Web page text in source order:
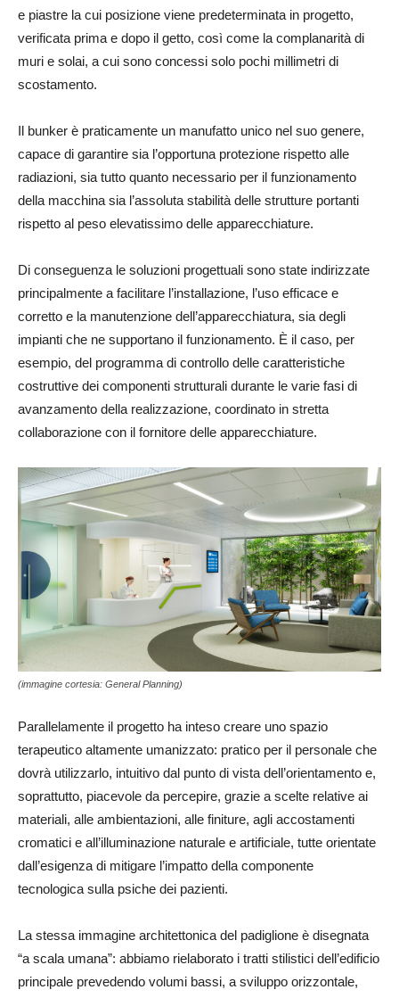
e piastre la cui posizione viene predeterminata in progetto,
verificata prima e dopo il getto, così come la complanarità di
muri e solai, a cui sono concessi solo pochi millimetri di
scostamento.
Il bunker è praticamente un manufatto unico nel suo genere,
capace di garantire sia l’opportuna protezione rispetto alle
radiazioni, sia tutto quanto necessario per il funzionamento
della macchina sia l’assoluta stabilità delle strutture portanti
rispetto al peso elevatissimo delle apparecchiature.
Di conseguenza le soluzioni progettuali sono state indirizzate
principalmente a facilitare l’installazione, l’uso efficace e
corretto e la manutenzione dell’apparecchiatura, sia degli
impianti che ne supportano il funzionamento. È il caso, per
esempio, del programma di controllo delle caratteristiche
costruttive dei componenti strutturali durante le varie fasi di
avanzamento della realizzazione, coordinato in stretta
collaborazione con il fornitore delle apparecchiature.
(immagine cortesia: General Planning)
Parallelamente il progetto ha inteso creare uno spazio
terapeutico altamente umanizzato: pratico per il personale che
dovrà utilizzarlo, intuitivo dal punto di vista dell’orientamento e,
soprattutto, piacevole da percepire, grazie a scelte relative ai
materiali, alle ambientazioni, alle finiture, agli accostamenti
cromatici e all’illuminazione naturale e artificiale, tutte orientate
dall’esigenza di mitigare l’impatto della componente
tecnologica sulla psiche dei pazienti.
La stessa immagine architettonica del padiglione è disegnata
“a scala umana”: abbiamo rielaborato i tratti stilistici dell’edificio
principale prevedendo volumi bassi, a sviluppo orizzontale,